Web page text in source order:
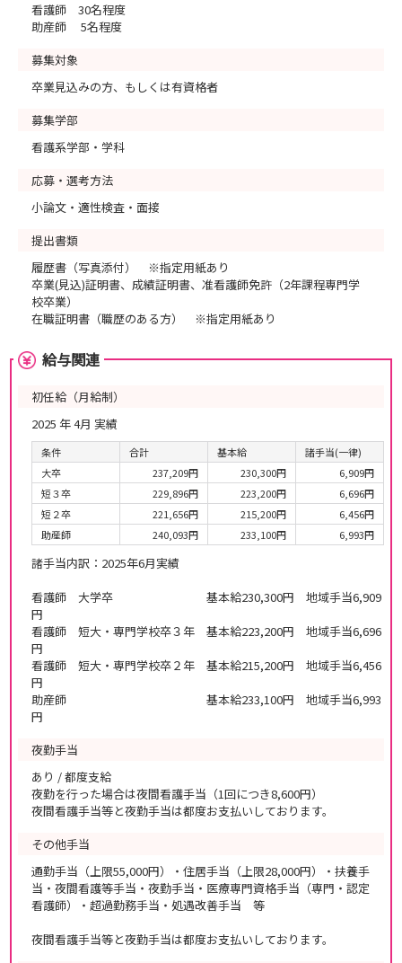
看護師 30名程度
助産師 5名程度
募集対象
卒業見込みの方、もしくは有資格者
募集学部
看護系学部・学科
応募・選考方法
小論文・適性検査・面接
提出書類
履歴書（写真添付） ※指定用紙あり
卒業(見込)証明書、成績証明書、准看護師免許（2年課程専門学
校卒業）
在職証明書（職歴のある方） ※指定用紙あり
給与関連
初任給（月給制）
2025 年 4月 実績
条件 合計 基本給
諸手当(一律)
大卒
237,209円 230,300円
6,909円
短３卒
229,896円 223,200円
6,696円
短２卒
221,656円 215,200円
6,456円
助産師
240,093円 233,100円 6,993円
諸手当内訳：2025年6月実績
看護師 大学卒 基本給230,300円 地域手当6,909
円
看護師 短大・専門学校卒３年 基本給223,200円 地域手当6,696
円
看護師 短大・専門学校卒２年 基本給215,200円 地域手当6,456
円
助産師 基本給233,100円 地域手当6,993
円
夜勤手当
あり / 都度支給
夜勤を行った場合は夜間看護手当（1回につき8,600円）
夜間看護手当等と夜勤手当は都度お支払いしております。
その他手当
通勤手当（上限55,000円）・住居手当（上限28,000円）・扶養手
当・夜間看護等手当・夜勤手当・医療専門資格手当（専門・認定
看護師）・超過勤務手当・処遇改善手当 等
夜間看護手当等と夜勤手当は都度お支払いしております。